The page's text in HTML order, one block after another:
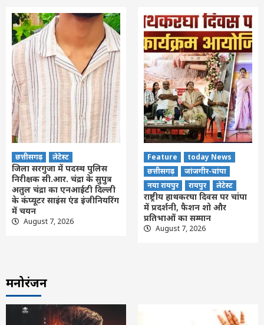
छत्तीसगढ़ लेटेस्ट
जिला सरगुजा में पदस्थ पुलिस
निरीक्षक सी.आर. चंद्रा के सुपुत्र
अतुल चंद्रा का एनआईटी दिल्ली
के कंप्यूटर साइंस एंड इंजीनियरिंग
में चयन
August 7, 2026
Feature
today News
छत्तीसगढ़
जांजगीर-चांपा
नया रायपुर
रायपुर लेटेस्ट
राष्ट्रीय हाथकरघा दिवस पर चांपा
में प्रदर्शनी, फैशन शो और
प्रतिभाओं का सम्मान
August 7, 2026
मनोरंजन